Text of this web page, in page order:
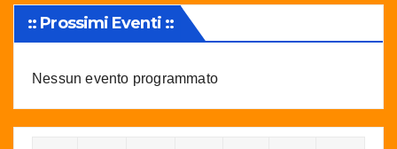
:: Prossimi Eventi ::
Nessun evento programmato